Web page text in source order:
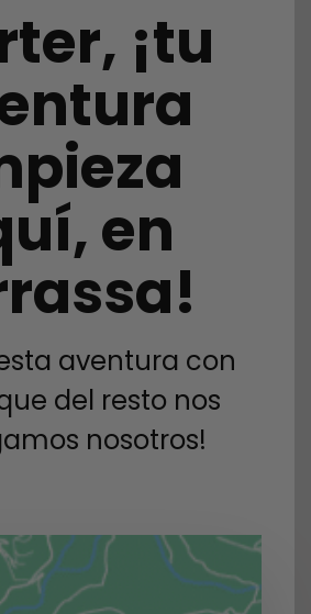
¡tu
en
aventura con
del resto nos
nosotros!